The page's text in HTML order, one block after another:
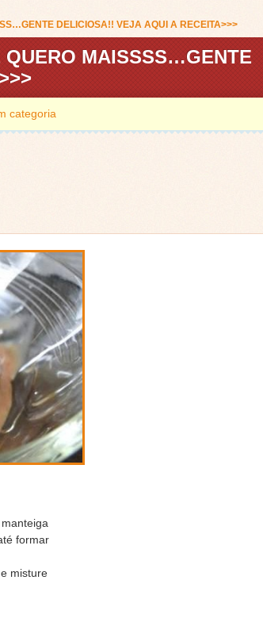
DELICIOSA!! VEJA AQUI A RECEITA>>>
QUERO MAISSSS…GENTE
categoria
formar
misture